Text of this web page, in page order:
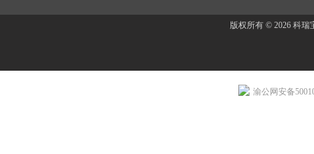
版权所有 © 2026 科
渝公网安备